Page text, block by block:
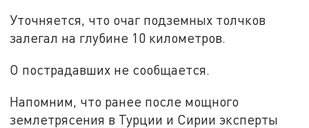
Уточняется, что очаг подземных толчков
залегал на глубине 10 километров.
О пострадавших не сообщается.
Напомним, что ранее после мощного
землетрясения в Турции и Сирии эксперты